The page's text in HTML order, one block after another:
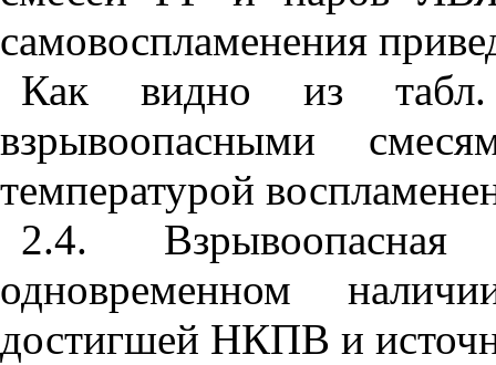
самовоспламенения
Как видно из табл.
взрывоопасными
температурой
2.4.
одновременном
достигшей НКПВ и